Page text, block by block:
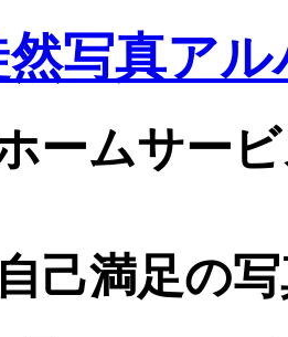
然写真ア
ームサー
己満足の